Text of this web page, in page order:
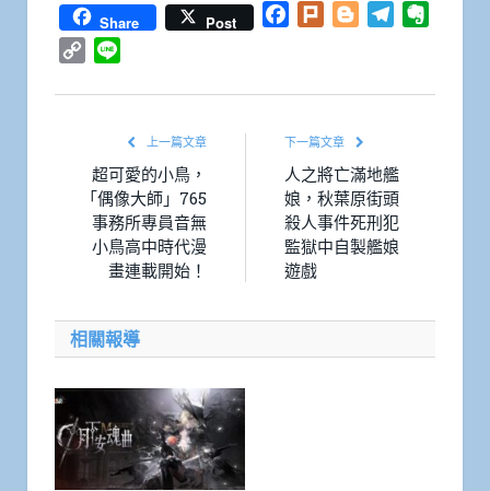
Share Post Facebook
Plurk BloggerTelegram
Copy
上一篇文章
超可愛的小鳥，
「偶像大師」765
事務所專員音無
小鳥高中時代漫
畫連載開始！
下一篇文章
人之將亡滿地艦
娘，秋葉原街頭
殺人事件死刑犯
監獄中自製艦娘
遊戲
相關報導